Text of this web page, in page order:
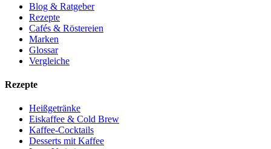
Blog & Ratgeber
Rezepte
Cafés & Röstereien
Marken
Glossar
Vergleiche
Rezepte
Heißgetränke
Eiskaffee & Cold Brew
Kaffee-Cocktails
Desserts mit Kaffee